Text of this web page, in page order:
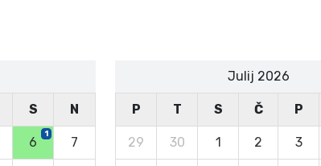
S N
6
1
7
Julij 2026
P T S Č P
29 30 1 2 3